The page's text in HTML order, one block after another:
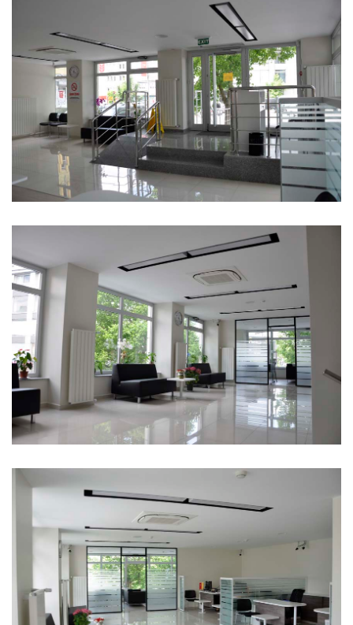
Vakıfbank Merter Ticari Şubesi
Vakıfbank Merter Ticari Şubesi